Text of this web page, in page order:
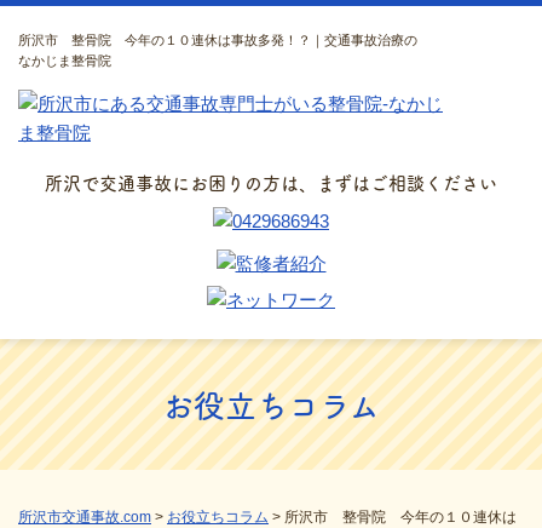
所沢市 整骨院 今年の１０連休は事故多発！？｜交通事故治療の
なかじま整骨院
所沢で交通事故にお困りの方は、まずはご相談ください
お役立ちコラム
所沢市交通事故.com > お役立ちコラム > 所沢市 整骨院 今年の１０連休は